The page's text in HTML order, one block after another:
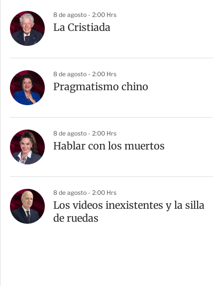
8 de agosto - 2:00 Hrs
La Cristiada
8 de agosto - 2:00 Hrs
Pragmatismo chino
8 de agosto - 2:00 Hrs
Hablar con los muertos
8 de agosto - 2:00 Hrs
Los videos inexistentes y la silla
de ruedas